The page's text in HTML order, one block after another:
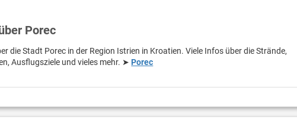
Porec
die Stadt Porec in der Region Istrien in Kroatien. Viele Infos über die Strände,
Ausflugsziele und vieles mehr. ➤ Porec